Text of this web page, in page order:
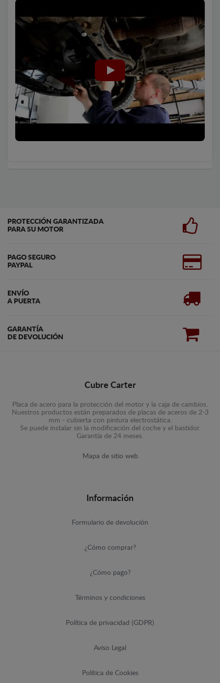
PROTECCIÓN GARANTIZADA
PARA SU MOTOR
PAGO SEGURO
PAYPAL
ENVÍO
A PUERTA
GARANTÍA
DE DEVOLUCIÓN
Cubre Carter
Placa de acero para la protección del motor y la caja de cambios.
Nuestros productos están preparados de placas de aceros de 2-3
mm - cubierta con pintura electrostática.
Se puede instalar sin la modificación del coche y el bastidor.
Garantía de 24 meses.
Mapa de sitio web
Información
Formulario de devolución
¿Cómo comprar?
¿Cómo pago?
Términos y condiciones
Política de privacidad (GDPR)
Aviso Legal
Política de Cookies